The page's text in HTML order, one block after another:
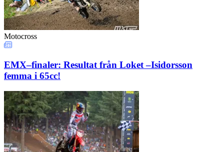
Motocross
EMX–finaler: Resultat från Loket –Isidorsson
femma i 65cc!